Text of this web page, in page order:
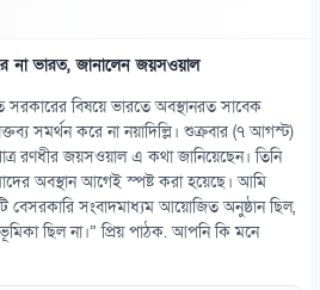
না ভারত, জানালেন জয়সওয়াল
সরকারের বিষয়ে ভারতে অবস্থানরত সাবেক
সমর্থন করে না নয়াদিল্লি। শুক্রবার (৭ আগস্ট)
রণধীর জয়সওয়াল এ কথা জানিয়েছেন। তিনি
অবস্থান আগেই স্পষ্ট করা হয়েছে। আমি
সংবাদমাধ্যম আয়োজিত অনুষ্ঠান ছিল,
ছিল না।” প্রিয় পাঠক. আপনি কি মনে